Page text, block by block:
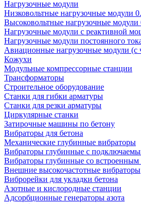
Нагрузочные модули
Низковольтные нагрузочные модули
Высоковольтные нагрузочные модули
Нагрузочные модули с реактивной
Нагрузочные модули постоянного
Авиационные нагрузочные модули (с
Кожухи
Модульные компрессорные станции
Трансформаторы
Строительное оборудование
Станки для гибки арматуры
Станки для резки арматуры
Циркулярные станки
Затирочные машины по бетону
Вибраторы для бетона
Механические глубинные вибраторы
Вибраторы глубинные с
Вибраторы глубинные со встроенным
Внешние высокочастотные вибраторы
Виброрейки для укладки бетона
Азотные и кислородные станции
Адсорбционные генераторы азота